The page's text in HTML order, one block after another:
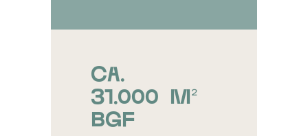
ca.
31.000 m²
BGF